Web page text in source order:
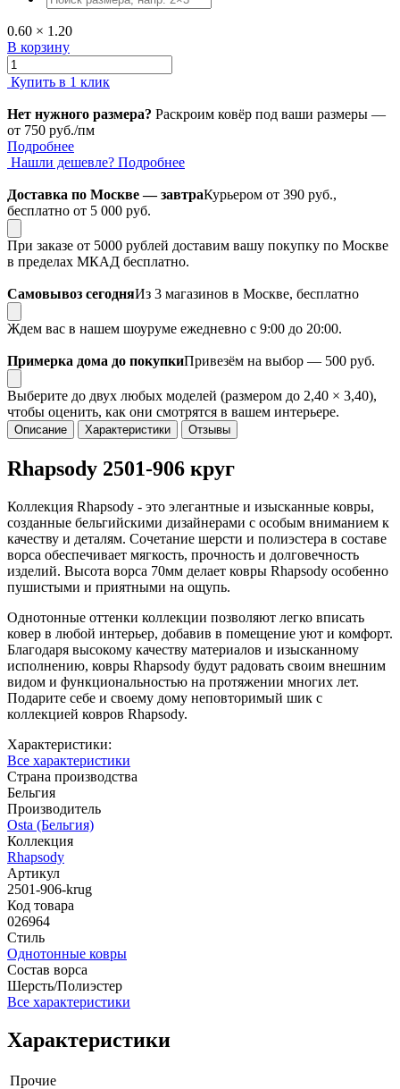
0.60 × 1.20
В корзину
Купить в 1 клик
Нет нужного размера? Раскроим ковёр под ваши размеры —
от 750 руб./пм
Подробнее
Нашли дешевле? Подробнее
Доставка по Москве — завтраКурьером от 390 руб.,
бесплатно от 5 000 руб.
При заказе от 5000 рублей доставим вашу покупку по Москве
в пределах МКАД бесплатно.
Самовывоз сегодняИз 3 магазинов в Москве, бесплатно
Ждем вас в нашем шоуруме ежедневно с 9:00 до 20:00.
Примерка дома до покупкиПривезём на выбор — 500 руб.
Выберите до двух любых моделей (размером до 2,40 × 3,40),
чтобы оценить, как они смотрятся в вашем интерьере.
Описание Характеристики Отзывы
Rhapsody 2501-906 круг
Коллекция Rhapsody - это элегантные и изысканные ковры,
созданные бельгийскими дизайнерами с особым вниманием к
качеству и деталям. Сочетание шерсти и полиэстера в составе
ворса обеспечивает мягкость, прочность и долговечность
изделий. Высота ворса 70мм делает ковры Rhapsody особенно
пушистыми и приятными на ощупь.
Однотонные оттенки коллекции позволяют легко вписать
ковер в любой интерьер, добавив в помещение уют и комфорт.
Благодаря высокому качеству материалов и изысканному
исполнению, ковры Rhapsody будут радовать своим внешним
видом и функциональностью на протяжении многих лет.
Подарите себе и своему дому неповторимый шик с
коллекцией ковров Rhapsody.
Характеристики:
Все характеристики
Страна производства
Бельгия
Производитель
Osta (Бельгия)
Коллекция
Rhapsody
Артикул
2501-906-krug
Код товара
026964
Стиль
Однотонные ковры
Состав ворса
Шерсть/Полиэстер
Все характеристики
Характеристики
Прочие